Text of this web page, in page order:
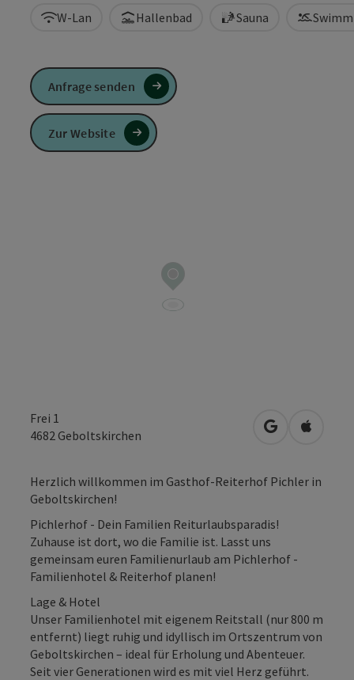
W-Lan Hallenbad Sauna
Frei 1
4682 Geboltskirchen in Google
in
Herzlich willkommen im Gasthof-Reiterhof Pichler in
Geboltskirchen!
Pichlerhof - Dein Familien Reiturlaubsparadis!
Zuhause ist dort, wo die Familie ist. Lasst uns
gemeinsam euren Familienurlaub am Pichlerhof -
Familienhotel & Reiterhof planen!
Lage & Hotel
Unser Familienhotel mit eigenem Reitstall (nur 800 m
entfernt) liegt ruhig und idyllisch im Ortszentrum von
Geboltskirchen – ideal für Erholung und Abenteuer.
Seit vier Generationen wird es mit viel Herz geführt.
Anfrage senden
Zur Website